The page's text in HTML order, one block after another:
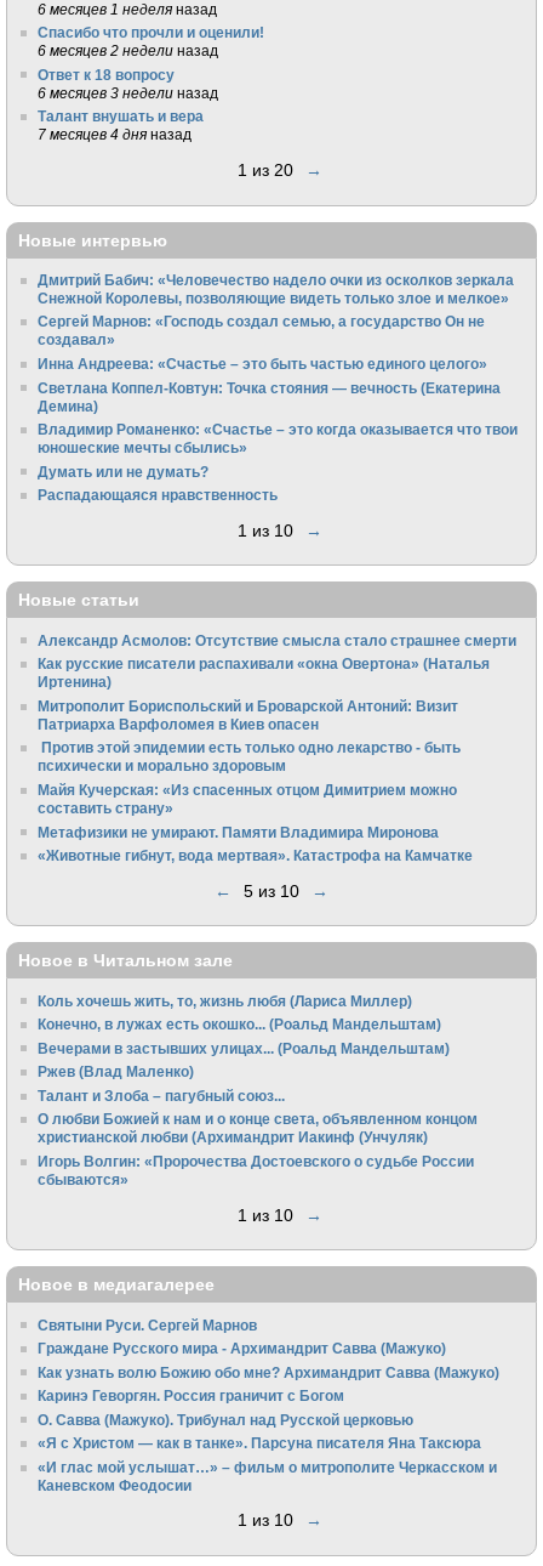
6 месяцев 1 неделя назад
Спасибо что прочли и оценили!
6 месяцев 2 недели назад
Ответ к 18 вопросу
6 месяцев 3 недели назад
Талант внушать и вера
7 месяцев 4 дня назад
1 из 20 →
Новые интервью
Дмитрий Бабич: «Человечество надело очки из осколков зеркала
Снежной Королевы, позволяющие видеть только злое и мелкое»
Сергей Марнов: «Господь создал семью, а государство Он не
создавал»
Инна Андреева: «Счастье – это быть частью единого целого»
Светлана Коппел-Ковтун: Точка стояния — вечность (Екатерина
Демина)
Владимир Романенко: «Счастье – это когда оказывается что твои
юношеские мечты сбылись»
Думать или не думать?
Распадающаяся нравственность
1 из 10 →
Новые статьи
Александр Асмолов: Отсутствие смысла стало страшнее смерти
Как русские писатели распахивали «окна Овертона» (Наталья
Иртенина)
Митрополит Бориспольский и Броварской Антоний: Визит
Патриарха Варфоломея в Киев опасен
Против этой эпидемии есть только одно лекарство - быть
психически и морально здоровым
Майя Кучерская: «Из спасенных отцом Димитрием можно
составить страну»
Метафизики не умирают. Памяти Владимира Миронова
«Животные гибнут, вода мертвая». Катастрофа на Камчатке
← 5 из 10 →
Новое в Читальном зале
Коль хочешь жить, то, жизнь любя (Лариса Миллер)
Конечно, в лужах есть окошко... (Роальд Мандельштам)
Вечерами в застывших улицах... (Роальд Мандельштам)
Ржев (Влад Маленко)
Талант и Злоба – пагубный союз...
О любви Божией к нам и о конце света, объявленном концом
христианской любви (Архимандрит Иакинф (Унчуляк)
Игорь Волгин: «Пророчества Достоевского о судьбе России
сбываются»
1 из 10 →
Новое в медиагалерее
Святыни Руси. Сергей Марнов
Граждане Русского мира - Архимандрит Савва (Мажуко)
Как узнать волю Божию обо мне? Архимандрит Савва (Мажуко)
Каринэ Геворгян. Россия граничит с Богом
О. Савва (Мажуко). Трибунал над Русской церковью
«Я с Христом — как в танке». Парсуна писателя Яна Таксюра
«И глас мой услышат…» – фильм о митрополите Черкасском и
Каневском Феодосии
1 из 10 →